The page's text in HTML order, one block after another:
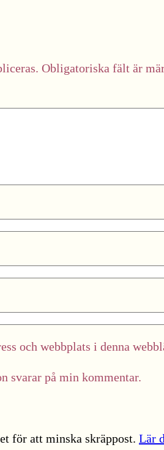
Obligatoriska fält är
och webbplats i denna
svarar på min kommentar.
för att minska skräppost. Lär